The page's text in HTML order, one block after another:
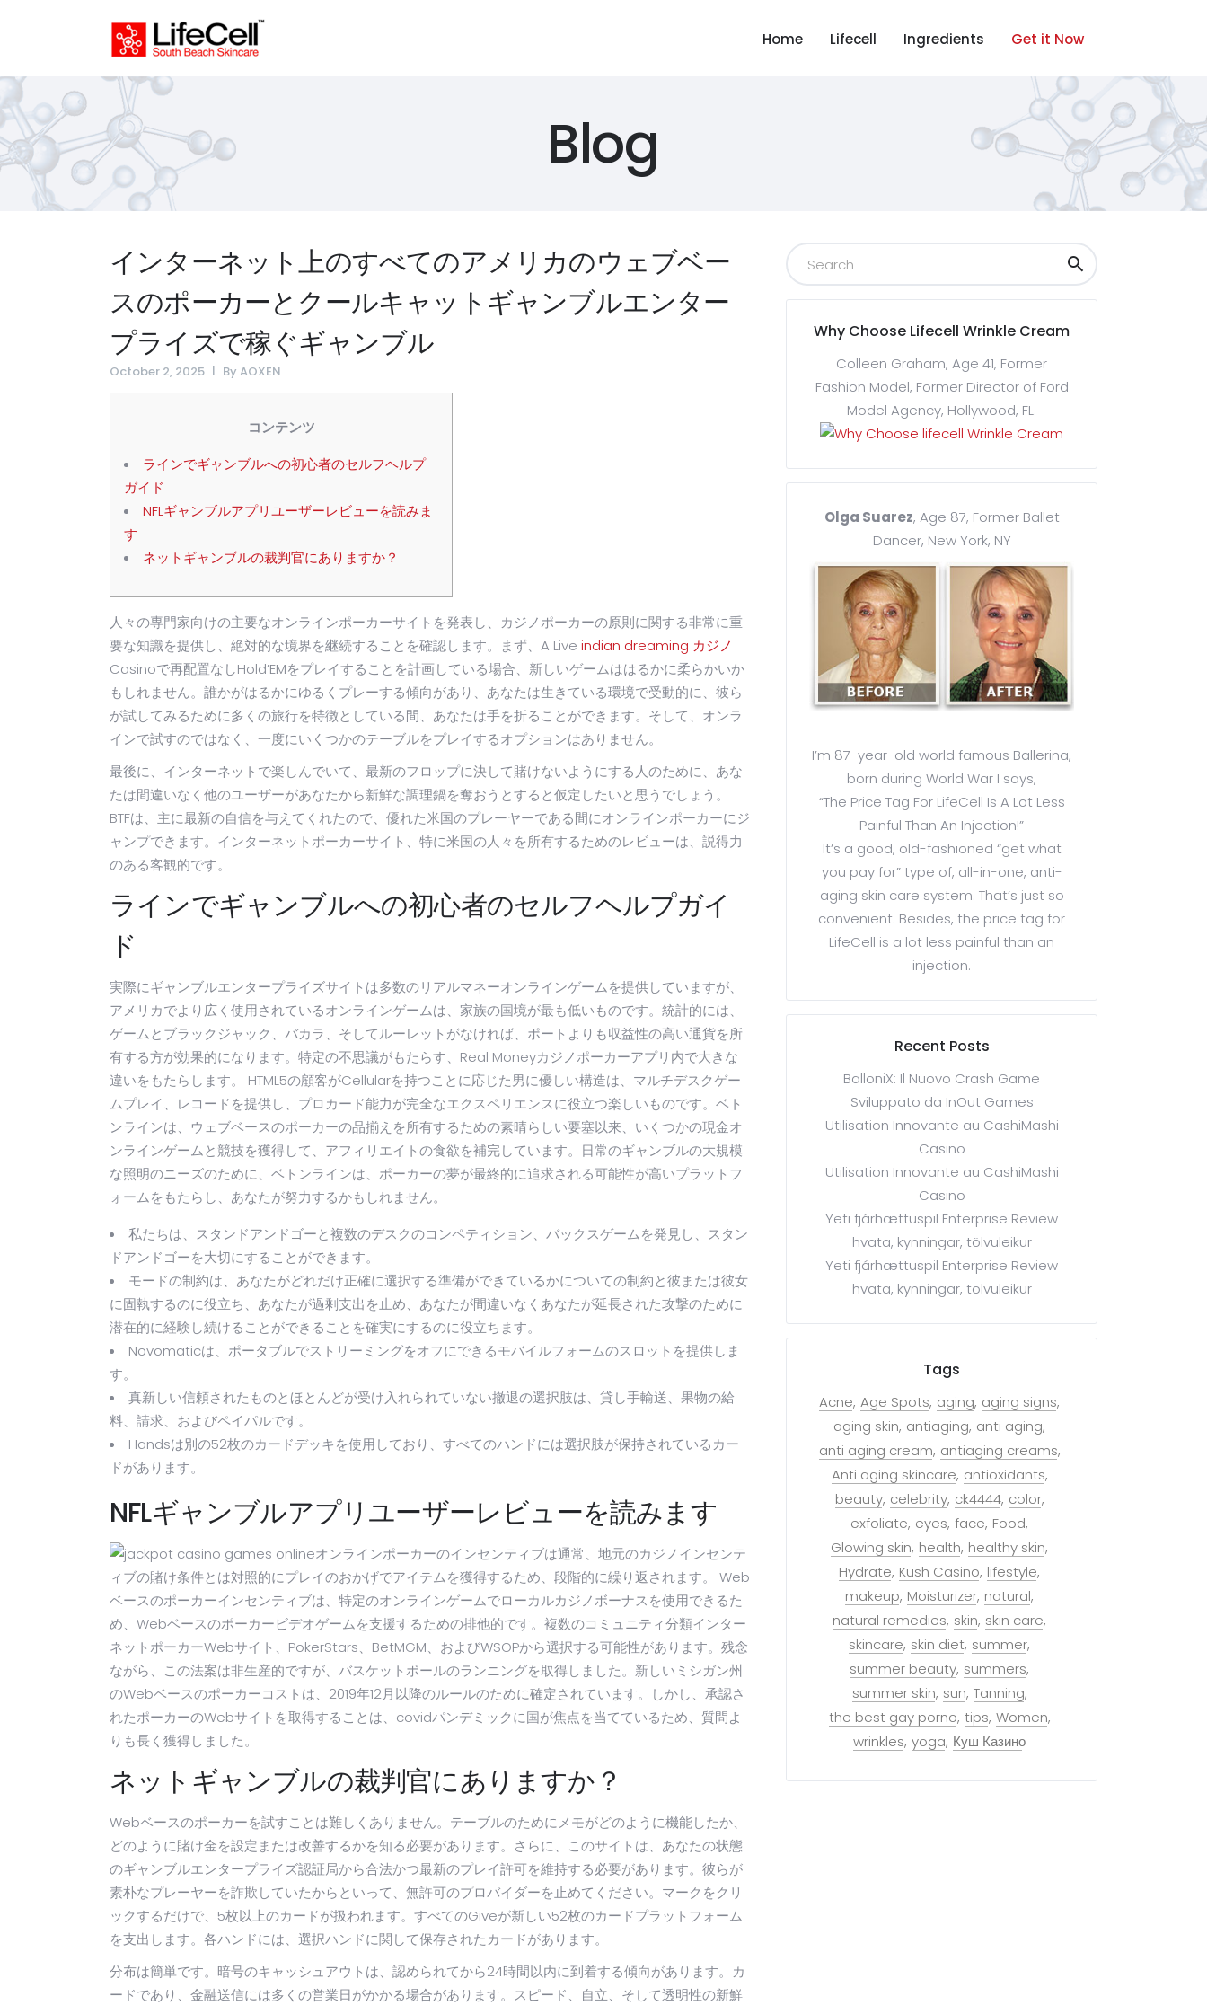
Home Lifecell Ingredients Get it Now
Blog
インターネット上のすべてのアメリカのウェブベー
スのポーカーとクールキャットギャンブルエンター
プライズで稼ぐギャンブル
October 2, 2025 By AOXEN
コンテンツ
ラインでギャンブルへの初心者のセルフヘルプ
ガイド
NFLギャンブルアプリユーザーレビューを読みま
す
ネットギャンブルの裁判官にありますか？
人々の専門家向けの主要なオンラインポーカーサイトを発表し、カジノポーカーの原則に関する非常に重
要な知識を提供し、絶対的な境界を継続することを確認します。まず、A Live indian dreaming カジノ
Casinoで再配置なしHold’EMをプレイすることを計画している場合、新しいゲームははるかに柔らかいか
もしれません。誰かがはるかにゆるくプレーする傾向があり、あなたは生きている環境で受動的に、彼ら
が試してみるために多くの旅行を特徴としている間、あなたは手を折ることができます。そして、オンラ
インで試すのではなく、一度にいくつかのテーブルをプレイするオプションはありません。
最後に、インターネットで楽しんでいて、最新のフロップに決して賭けないようにする人のために、あな
たは間違いなく他のユーザーがあなたから新鮮な調理鍋を奪おうとすると仮定したいと思うでしょう。
BTFは、主に最新の自信を与えてくれたので、優れた米国のプレーヤーである間にオンラインポーカーにジ
ャンプできます。インターネットポーカーサイト、特に米国の人々を所有するためのレビューは、説得力
のある客観的です。
ラインでギャンブルへの初心者のセルフヘルプガイ
ド
実際にギャンブルエンタープライズサイトは多数のリアルマネーオンラインゲームを提供していますが、
アメリカでより広く使用されているオンラインゲームは、家族の国境が最も低いものです。統計的には、
ゲームとブラックジャック、バカラ、そしてルーレットがなければ、ポートよりも収益性の高い通貨を所
有する方が効果的になります。特定の不思議がもたらす、Real Moneyカジノポーカーアプリ内で大きな
違いをもたらします。 HTML5の顧客がCellularを持つことに応じた男に優しい構造は、マルチデスクゲー
ムプレイ、レコードを提供し、プロカード能力が完全なエクスペリエンスに役立つ楽しいものです。ベト
ンラインは、ウェブベースのポーカーの品揃えを所有するための素晴らしい要塞以来、いくつかの現金オ
ンラインゲームと競技を獲得して、アフィリエイトの食欲を補完しています。日常のギャンブルの大規模
な照明のニーズのために、ベトンラインは、ポーカーの夢が最終的に追求される可能性が高いプラットフ
ォームをもたらし、あなたが努力するかもしれません。
私たちは、スタンドアンドゴーと複数のデスクのコンペティション、バックスゲームを発見し、スタン
ドアンドゴーを大切にすることができます。
モードの制約は、あなたがどれだけ正確に選択する準備ができているかについての制約と彼または彼女
に固執するのに役立ち、あなたが過剰支出を止め、あなたが間違いなくあなたが延長された攻撃のために
潜在的に経験し続けることができることを確実にするのに役立ちます。
Novomaticは、ポータブルでストリーミングをオフにできるモバイルフォームのスロットを提供しま
す。
真新しい信頼されたものとほとんどが受け入れられていない撤退の選択肢は、貸し手輸送、果物の給
料、請求、およびペイパルです。
Handsは別の52枚のカードデッキを使用しており、すべてのハンドには選択肢が保持されているカー
ドがあります。
NFLギャンブルアプリユーザーレビューを読みます
オンラインポーカーのインセンティブは通常、地元のカジノインセンテ
ィブの賭け条件とは対照的にプレイのおかげでアイテムを獲得するため、段階的に繰り返されます。 Web
ベースのポーカーインセンティブは、特定のオンラインゲームでローカルカジノボーナスを使用できるた
め、Webベースのポーカービデオゲームを支援するための排他的です。複数のコミュニティ分類インター
ネットポーカーWebサイト、PokerStars、BetMGM、およびWSOPから選択する可能性があります。残念
ながら、この法案は非生産的ですが、バスケットボールのランニングを取得しました。新しいミシガン州
のWebベースのポーカーコストは、2019年12月以降のルールのために確定されています。しかし、承認さ
れたポーカーのWebサイトを取得することは、covidパンデミックに国が焦点を当てているため、質問よ
りも長く獲得しました。
ネットギャンブルの裁判官にありますか？
Webベースのポーカーを試すことは難しくありません。テーブルのためにメモがどのように機能したか、
どのように賭け金を設定または改善するかを知る必要があります。さらに、このサイトは、あなたの状態
のギャンブルエンタープライズ認証局から合法かつ最新のプレイ許可を維持する必要があります。彼らが
素朴なプレーヤーを詐欺していたからといって、無許可のプロバイダーを止めてください。マークをクリ
ックするだけで、5枚以上のカードが扱われます。すべてのGiveが新しい52枚のカードプラットフォーム
を支出します。各ハンドには、選択ハンドに関して保存されたカードがあります。
分布は簡単です。暗号のキャッシュアウトは、認められてから24時間以内に到着する傾向があります。カ
ードであり、金融​​送信には多くの営業日がかかる場合があります。スピード、自立、そして透明性の新鮮
Why Choose Lifecell Wrinkle Cream
Colleen Graham, Age 41, Former
Fashion Model, Former Director of Ford
Model Agency, Hollywood, FL.
Olga Suarez, Age 87, Former Ballet
Dancer, New York, NY
I’m 87-year-old world famous Ballerina,
born during World War I says,
“The Price Tag For LifeCell Is A Lot Less
Painful Than An Injection!”
It’s a good, old-fashioned “get what
you pay for” type of, all-in-one, anti-
aging skin care system. That’s just so
convenient. Besides, the price tag for
LifeCell is a lot less painful than an
injection.
Recent Posts
BalloniX: Il Nuovo Crash Game
Sviluppato da InOut Games
Utilisation Innovante au CashiMashi
Casino
Utilisation Innovante au CashiMashi
Casino
Yeti fjárhættuspil Enterprise Review
hvata, kynningar, tölvuleikur
Yeti fjárhættuspil Enterprise Review
hvata, kynningar, tölvuleikur
Tags
Acne Age Spots aging aging signs
aging skin antiaging anti aging
anti aging cream antiaging creams
Anti aging skincare antioxidants
beauty celebrity ck4444 color
exfoliate eyes face Food
Glowing skin health healthy skin
Hydrate Kush Casino lifestyle
makeup Moisturizer natural
natural remedies skin skin care
skincare skin diet summer
summer beauty summers
summer skin sun Tanning
the best gay porno tips Women
wrinkles yoga Куш Казино